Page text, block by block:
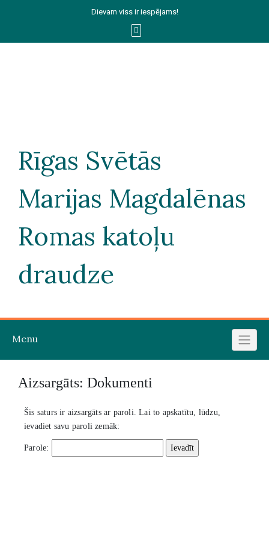
Dievam viss ir iespējams!
Rīgas Svētās
Marijas Magdalēnas
Romas katoļu
draudze
Menu
Aizsargāts: Dokumenti
Šis saturs ir aizsargāts ar paroli. Lai to apskatītu, lūdzu,
ievadiet savu paroli zemāk:
Parole: